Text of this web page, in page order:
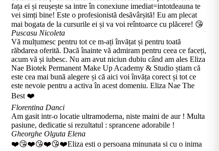
fața ei și reușește sa intre în conexiune imediat=intotdeauna te
vei simți bine! Este o profesionistă desăvârșită! Eu am plecat
mai bogata de la cursurile ei și va voi reîntoarce cu plăcere! 😘
Puscasu Nicoleta
Vă mulțumesc pentru tot ce m-ați învățat și pentru toată
răbdarea oferită. Dacă înainte vă admiram pentru ceea ce faceți,
acum vă și iubesc. Nu am avut niciun dubiu când am ales Eliza
Nae Biotek Permanent Make Up Academy & Studio știam că
este cea mai bună alegere și că aici voi învăța corect și tot ce
este nevoie pentru a activa în acest domeniu. Eliza Nae The
Best ❤️
Florentina Danci
Am gasit intr-o locatie ultramoderna, niste maini de aur ! Multa
pasiune, dedicatie si rezultatul : sprancene adorabile !
Gheorghe Olguta Elena
❤️😘❤️😘❤️😘❤️Eliza esti o persoana minunata si cu o inima